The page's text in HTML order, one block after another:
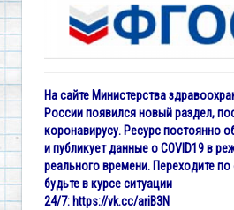
На сайте Министерства
России появился новый раздел,
коронавирусу. Ресурс постоянно
и публикует данные о COVID19 в
реального времени. Переходите
будьте в курсе ситуации
24/7: https://vk.cc/ariB3N